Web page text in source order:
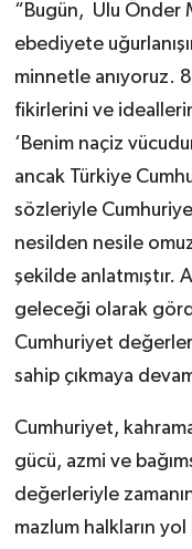
“Bugün, Ulu Önder
ebediyete
minnetle anıyoruz.
fikirlerini ve
‘Benim naçiz
ancak Türkiye
sözleriyle
nesilden nesile
şekilde anlatmıştır.
geleceği olarak
Cumhuriyet
sahip çıkmaya
Cumhuriyet,
gücü, azmi ve
değerleriyle
mazlum halkların yol